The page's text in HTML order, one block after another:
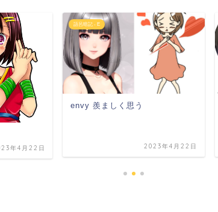
年4月22日
語呂暗記 - E
envy 羨ましく思う
2023年4月22日